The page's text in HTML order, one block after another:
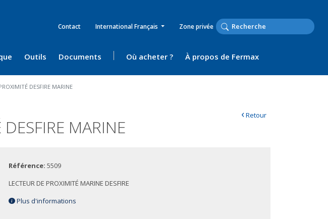
Contact International Français Zone privée
Outils Documents Où acheter ? À propos de Fermax
DESFIRE MARINE
MARINE
‹Retour
Référence:5509
LECTEUR DE PROXIMITÉ MARINE DESFIRE
Plus d'informations